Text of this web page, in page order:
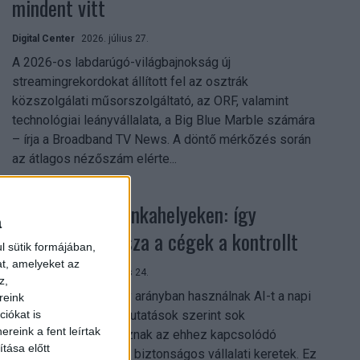
sütik formájában,
amelyeket az
is
a fent leírtak
előtt
mindent vitt
Digital Center 2026. július 27.
A 2026-os labdarúgó-világbajnokság új
streamingrekordokat állított fel az osztrák
közszolgálati műsorszolgáltató, az ORF, valamint
technológiai leányvállalata, a Big Blue Marble számára
– írja a Broadband TV News. A döntő mérkőzés során
az átlagos nézőszám elérte...
Shadow AI a munkahelyeken: így
szerezhetik vissza a cégek a kontrollt
Digital Center 2026. július 24.
A munkavállalók nagy arányban használnak AI-t a napi
munkában, ám friss kutatások szerint sok
szervezetnél hiányoznak az ehhez kapcsolódó
világos irányelvek és biztonságos vállalati keretek. Ez